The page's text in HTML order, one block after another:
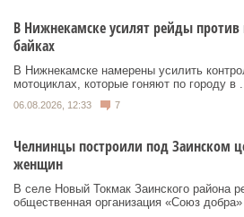
В Нижнекамске усилят рейды
байках
В Нижнекамске намерены усилить
мотоциклах, которые гоняют по городу в ...
06.08.2026, 12:33 7
Челнинцы построили под Заинском
женщин
В селе Новый Токмак Заинского района
общественная организация «Союз